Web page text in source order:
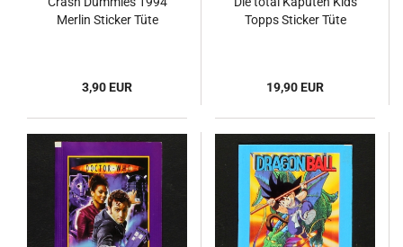
Merlin Sticker Tüte
3,90 EUR
Topps Sticker Tüte
19,90 EUR